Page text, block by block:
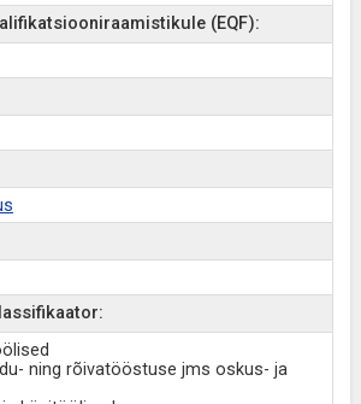
(EQF):
ning rõivatööstuse jms oskus- ja